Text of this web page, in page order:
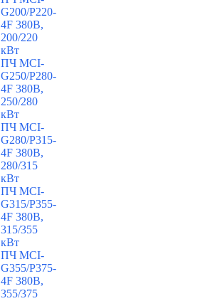
G200/P220-
4F 380В,
200/220
кВт
ПЧ MCI-
G250/P280-
4F 380В,
250/280
кВт
ПЧ MCI-
G280/P315-
4F 380В,
280/315
кВт
ПЧ MCI-
G315/P355-
4F 380В,
315/355
кВт
ПЧ MCI-
G355/P375-
4F 380В,
355/375